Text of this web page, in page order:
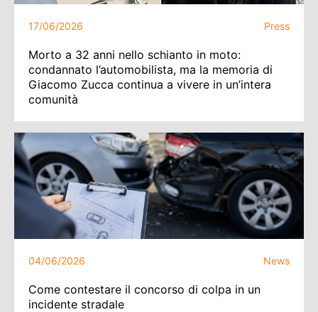
17/06/2026 Press
Morto a 32 anni nello schianto in moto:
condannato l’automobilista, ma la memoria di
Giacomo Zucca continua a vivere in un’intera
comunità
04/06/2026 News
Come contestare il concorso di colpa in un
incidente stradale